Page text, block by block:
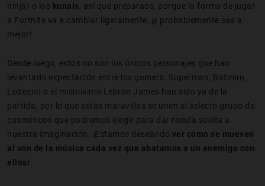
ninja) o los kunais , así que preparaos, porque la forma de jugar
a Fortnite va a cambiar ligeramente, ¡y probablemente sea a
mejor!
Desde luego, estos no son los únicos personajes que han
levantado expectación entre los gamers. Superman, Batman,
Lobezno o el mismísimo Lebron James han sido ya de la
partida, por lo que estas maravillas se unen al selecto grupo de
cosméticos que podremos elegir para dar rienda suelta a
nuestra imaginación. ¡Estamos deseando ver cómo se mueven
al son de la música cada vez que abatamos a un enemigo con
ellos!